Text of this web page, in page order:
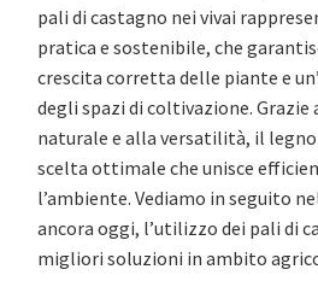
pali di castagno nei vivai
pratica e sostenibile, che
crescita corretta delle piante e
degli spazi di coltivazione. Grazie
naturale e alla versatilità, il legno
scelta ottimale che unisce
l’ambiente. Vediamo in seguito
ancora oggi, l’utilizzo dei pali di
migliori soluzioni in ambito